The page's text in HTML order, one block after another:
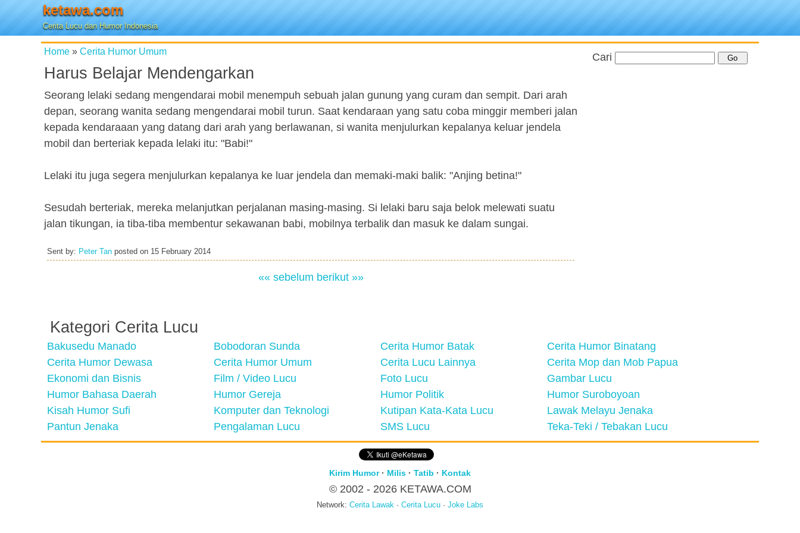
ketawa.com
Cerita Lucu dan Humor Indonesia
Home » Cerita Humor Umum
Harus Belajar Mendengarkan
Seorang lelaki sedang mengendarai mobil menempuh sebuah jalan gunung yang curam dan sempit. Dari arah
depan, seorang wanita sedang mengendarai mobil turun. Saat kendaraan yang satu coba minggir memberi jalan
kepada kendaraaan yang datang dari arah yang berlawanan, si wanita menjulurkan kepalanya keluar jendela
mobil dan berteriak kepada lelaki itu: "Babi!"
Lelaki itu juga segera menjulurkan kepalanya ke luar jendela dan memaki-maki balik: "Anjing betina!"
Sesudah berteriak, mereka melanjutkan perjalanan masing-masing. Si lelaki baru saja belok melewati suatu
jalan tikungan, ia tiba-tiba membentur sekawanan babi, mobilnya terbalik dan masuk ke dalam sungai.
Sent by: Peter Tan posted on 15 February 2014
«« sebelum berikut »»
Cari
Kategori Cerita Lucu
Bakusedu Manado Bobodoran Sunda Cerita Humor Batak
Cerita Humor Binatang
Cerita Humor Dewasa
Cerita Humor Umum Cerita Lucu Lainnya
Cerita Mop dan Mob Papua
Ekonomi dan Bisnis
Film / Video Lucu Foto Lucu
Gambar Lucu
Humor Bahasa Daerah
Humor Gereja Humor Politik
Humor Suroboyoan
Kisah Humor Sufi
Komputer dan Teknologi Kutipan Kata-Kata Lucu
Lawak Melayu Jenaka
Pantun Jenaka
Pengalaman Lucu SMS Lucu Teka-Teki / Tebakan Lucu
Kirim Humor· Milis · Tatib · Kontak
© 2002 - 2026 KETAWA.COM
Network: Cerita Lawak · Cerita Lucu · Joke Labs